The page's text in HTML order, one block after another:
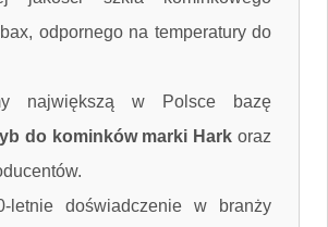
odpornego na temperatury do
największą w Polsce bazę
do kominków marki Hark oraz
letnie doświadczenie w branży